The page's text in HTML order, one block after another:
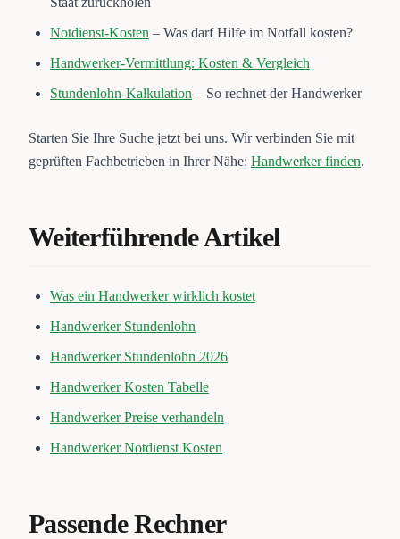
Notdienst-Kosten – Was darf Hilfe im Notfall kosten?
Handwerker-Vermittlung: Kosten & Vergleich
Stundenlohn-Kalkulation – So rechnet der Handwerker
Starten Sie Ihre Suche jetzt bei uns. Wir verbinden Sie mit
geprüften Fachbetrieben in Ihrer Nähe: Handwerker finden.
Weiterführende Artikel
Was ein Handwerker wirklich kostet
Handwerker Stundenlohn
Handwerker Stundenlohn 2026
Handwerker Kosten Tabelle
Handwerker Preise verhandeln
Handwerker Notdienst Kosten
Passende Rechner